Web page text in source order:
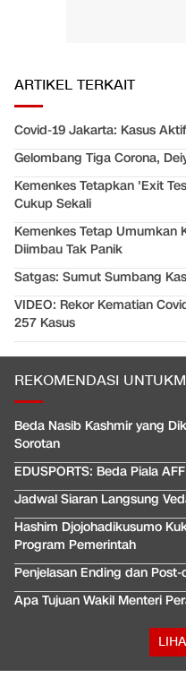
ARTIKEL TERKAIT
Covid-19 Jakarta: Kasus
Gelombang Tiga Corona,
Kemenkes Tetapkan 'Exit
Cukup Sekali
Kemenkes Tetap Umumkan
Diimbau Tak Panik
Satgas: Sumut Sumbang
VIDEO: Rekor Kematian
257 Kasus
REKOMENDASI
Beda Nasib Kashmir yang
Sorotan
EDUSPORTS: Beda Piala
Jadwal Siaran Langsung
Hashim Djojohadikusumo
Program Pemerintah
Penjelasan Ending dan
Apa Tujuan Wakil Menteri